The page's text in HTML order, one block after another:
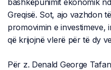
bashkëpunimit ekonomik
Greqisë. Sot, ajo vazhdon
promovimin e investimeve,
që krijojnë vlerë për të dy
Për z. Denald George